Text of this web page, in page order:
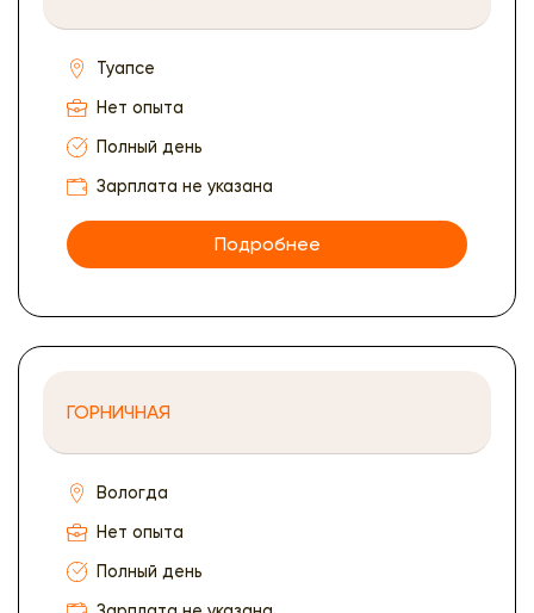
Туапсе
Нет опыта
Полный день
Зарплата не указана
Подробнее
ГОРНИЧНАЯ
Вологда
Нет опыта
Полный день